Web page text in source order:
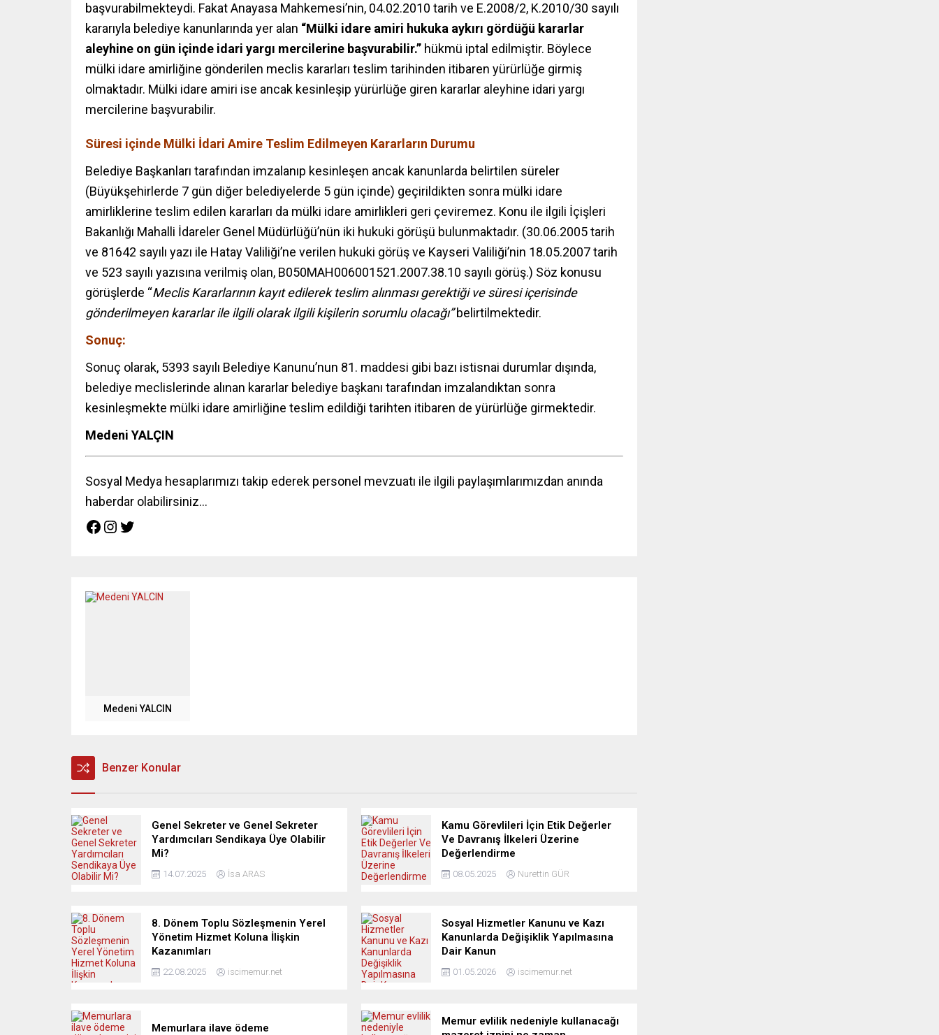
başvurabilmekteydi. Fakat Anayasa Mahkemesi’nin, 04.02.2010 tarih ve E.2008/2, K.2010/30 sayılı
kararıyla belediye kanunlarında yer alan “Mülki idare amiri hukuka aykırı gördüğü kararlar
aleyhine on gün içinde idari yargı mercilerine başvurabilir.” hükmü iptal edilmiştir. Böylece
mülki idare amirliğine gönderilen meclis kararları teslim tarihinden itibaren yürürlüğe girmiş
olmaktadır. Mülki idare amiri ise ancak kesinleşip yürürlüğe giren kararlar aleyhine idari yargı
mercilerine başvurabilir.
Süresi içinde Mülki İdari Amire Teslim Edilmeyen Kararların Durumu
Belediye Başkanları tarafından imzalanıp kesinleşen ancak kanunlarda belirtilen süreler
(Büyükşehirlerde 7 gün diğer belediyelerde 5 gün içinde) geçirildikten sonra mülki idare
amirliklerine teslim edilen kararları da mülki idare amirlikleri geri çeviremez. Konu ile ilgili İçişleri
Bakanlığı Mahalli İdareler Genel Müdürlüğü’nün iki hukuki görüşü bulunmaktadır. (30.06.2005 tarih
ve 81642 sayılı yazı ile Hatay Valiliği’ne verilen hukuki görüş ve Kayseri Valiliği’nin 18.05.2007 tarih
ve 523 sayılı yazısına verilmiş olan, B050MAH006001521.2007.38.10 sayılı görüş.) Söz konusu
görüşlerde “Meclis Kararlarının kayıt edilerek teslim alınması gerektiği ve süresi içerisinde
gönderilmeyen kararlar ile ilgili olarak ilgili kişilerin sorumlu olacağı”belirtilmektedir.
Sonuç:
Sonuç olarak, 5393 sayılı Belediye Kanunu’nun 81. maddesi gibi bazı istisnai durumlar dışında,
belediye meclislerinde alınan kararlar belediye başkanı tarafından imzalandıktan sonra
kesinleşmekte mülki idare amirliğine teslim edildiği tarihten itibaren de yürürlüğe girmektedir.
Medeni YALÇIN
Sosyal Medya hesaplarımızı takip ederek personel mevzuatı ile ilgili paylaşımlarımızdan anında
haberdar olabilirsiniz…
Medeni YALCIN
Benzer Konular
Genel Sekreter ve Genel Sekreter
Yardımcıları Sendikaya Üye Olabilir
Mi?
14.07.2025 İsa ARAS
Kamu Görevlileri İçin Etik Değerler
Ve Davranış İlkeleri Üzerine
Değerlendirme
08.05.2025 Nurettin GÜR
8. Dönem Toplu Sözleşmenin Yerel
Yönetim Hizmet Koluna İlişkin
Kazanımları
22.08.2025 iscimemur.net
Sosyal Hizmetler Kanunu ve Kazı
Kanunlarda Değişiklik Yapılmasına
Dair Kanun
01.05.2026 iscimemur.net
Memurlara ilave ödeme
Memur evlilik nedeniyle kullanacağı